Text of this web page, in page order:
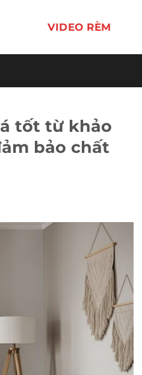
VIDEO RÈM
tốt từ khảo
bảo chất